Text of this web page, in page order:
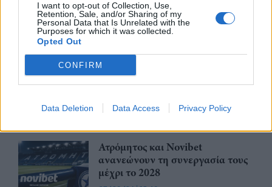
I want to opt-out of Collection, Use,
Retention, Sale, and/or Sharing of my
Personal Data that Is Unrelated with the
Purposes for which it was collected.
Opted Out
CONFIRM
Data Deletion Data Access Privacy Policy
Περισσότερα από το
Trade Estates: Στην κατοχή της το
50% του Sofia South Ring Mall με
07/08/26|16:53
Ατρόμητος και Novibet
ανανεώνουν τη συνεργασία τους
μέχρι το 2028